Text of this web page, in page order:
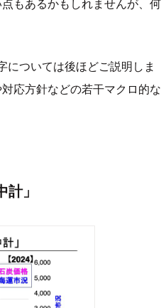
もあるかもしれませんが、何
ついては後ほどご説明しま
応方針などの若干マクロ的な
」